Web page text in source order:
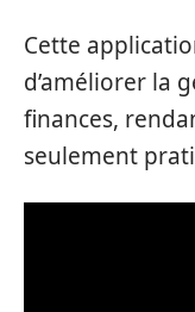
Cette
d’améliorer la
finances,
seulement